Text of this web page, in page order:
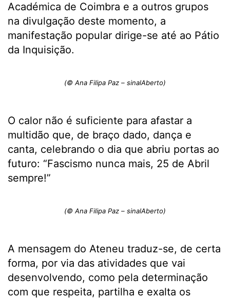
Académica de Coimbra e a outros grupos
na divulgação deste momento, a
manifestação popular dirige-se até ao Pátio
da Inquisição.
(© Ana Filipa Paz – sinalAberto)
O calor não é suficiente para afastar a
multidão que, de braço dado, dança e
canta, celebrando o dia que abriu portas ao
futuro: “Fascismo nunca mais, 25 de Abril
sempre!”
(© Ana Filipa Paz – sinalAberto)
A mensagem do Ateneu traduz-se, de certa
forma, por via das atividades que vai
desenvolvendo, como pela determinação
com que respeita, partilha e exalta os